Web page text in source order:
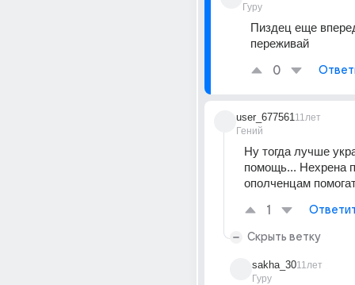
Гуру
Пиздец еще
переживай
0
user_677561
Гений
11лет
Ну тогда лучше
помощь... Нехрена
ополченцам
1
Скрыть ветку
sakha_30
Гуру
11лет